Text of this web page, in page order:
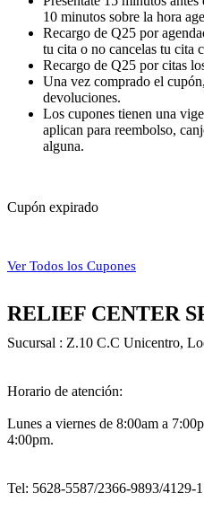
10 minutos sobre la hora
Recargo de Q25 por
tu cita o no cancelas tu cita
Recargo de Q25 por citas
Una vez comprado el
devoluciones.
Los cupones tienen una
aplican para reembolso,
alguna.
Cupón expirado
Ver Todos los Cupones
RELIEF CENTER
Sucursal : Z.10 C.C Unicentro,
Horario de atención:
Lunes a viernes de 8:00am a
4:00pm.
Tel: 5628-5587/2366-9893/4129-